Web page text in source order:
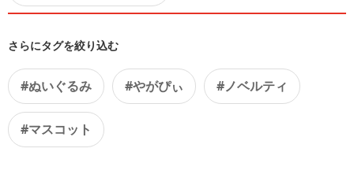
さらにタグを絞り込む
#ぬいぐるみ #やがぴぃ #ノベルティ
#マスコット